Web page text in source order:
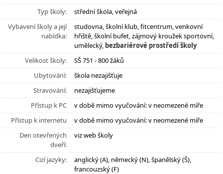
Typ školy:
střední škola, veřejná
Vybavení školy a její
nabídka:
studovna, školní klub, fitcentrum, venkovní
hřiště, školní bufet, zájmový kroužek sportovní,
umělecký, bezbariérové prostředí školy
Velikost školy:
SŠ 751 - 800 žáků
Ubytování:
škola nezajišťuje
Stravování:
nezajišťujeme
Přístup k PC
v době mimo vyučování: v neomezené míře
Přístup k internetu
v době mimo vyučování: v neomezené míře
Den otevřených
dveří:
viz web školy
Cizí jazyky:
anglický (A), německý (N), španělský (Š),
francouzský (F)